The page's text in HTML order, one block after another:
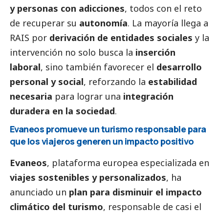
y personas con adicciones, todos con el reto
de recuperar su autonomía. La mayoría llega a
RAIS por derivación de entidades sociales y la
intervención no solo busca la inserción
laboral, sino también favorecer el desarrollo
personal y social, reforzando la estabilidad
necesaria para lograr una integración
duradera en la sociedad.
Evaneos promueve un turismo responsable para
que los viajeros generen un impacto positivo
Evaneos, plataforma europea especializada en
viajes sostenibles y personalizados, ha
anunciado un plan para disminuir el impacto
climático del turismo, responsable de casi el